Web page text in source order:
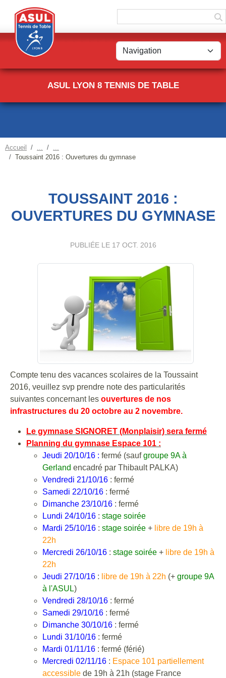
ASUL LYON 8 TENNIS DE TABLE
Accueil
Toussaint 2016 : Ouvertures du gymnase
TOUSSAINT 2016 :
OUVERTURES DU GYMNASE
PUBLIÉE LE 17 OCT. 2016
Compte tenu des vacances scolaires de la Toussaint
2016, veuillez svp prendre note des particularités
suivantes concernant les ouvertures de nos
infrastructures du 20 octobre au 2 novembre.
Le gymnase SIGNORET (Monplaisir) sera fermé
Planning du gymnase Espace 101 :
Jeudi 20/10/16 : fermé (saufgroupe 9A à
Gerland encadré par Thibault PALKA)
Vendredi 21/10/16 : fermé
Samedi 22/10/16 : fermé
Dimanche 23/10/16 : fermé
Lundi 24/10/16 : stage soirée
Mardi 25/10/16 : stage soirée + libre de 19h à
22h
Mercredi 26/10/16 : stage soirée + libre de 19h à
22h
Jeudi 27/10/16 : libre de 19h à 22h (+ groupe 9A
à l'ASUL)
Vendredi 28/10/16 : fermé
Samedi 29/10/16 : fermé
Dimanche 30/10/16 : fermé
Lundi 31/10/16 : fermé
Mardi 01/11/16 : fermé (férié)
Mercredi 02/11/16 : Espace 101 partiellement
accessible de 19h à 21h (stage France
Panneau de gestion des cookies